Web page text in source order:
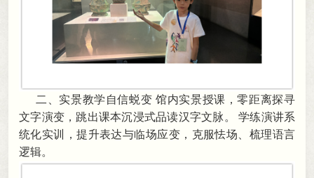
二、 实景教学自信蜕变 馆内实景授课 ，零距离探寻
文字演变，跳出课本沉浸式品读汉字文脉 。
学练演讲系
统化实训
，提升表达与临场应变，克服怯场、梳理语言
逻辑。